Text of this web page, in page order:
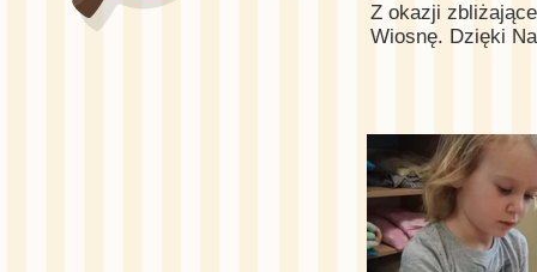
Z okazji
Wiosnę. Dzięki